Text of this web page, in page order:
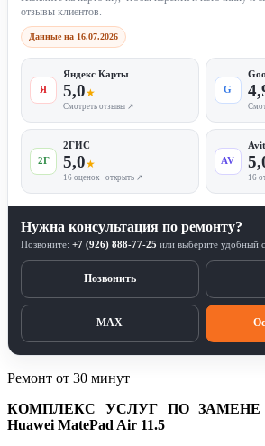
отзывы клиентов.
Данные на 16.07.2026
Я
Яндекс Карты
5,0★
Смотреть отзывы ↗
G
2Г
2ГИС
5,0★
16 оценок · открыть ↗
AV
16
Нужна консультация по ремонту?
Позвоните: +7 (926) 888-77-25 или выберите удобный
Позвонить
MAX
Ремонт от 30 минут
КОМПЛЕКС УСЛУГ ПО ЗАМЕНЕ
Huawei MatePad Air 11.5